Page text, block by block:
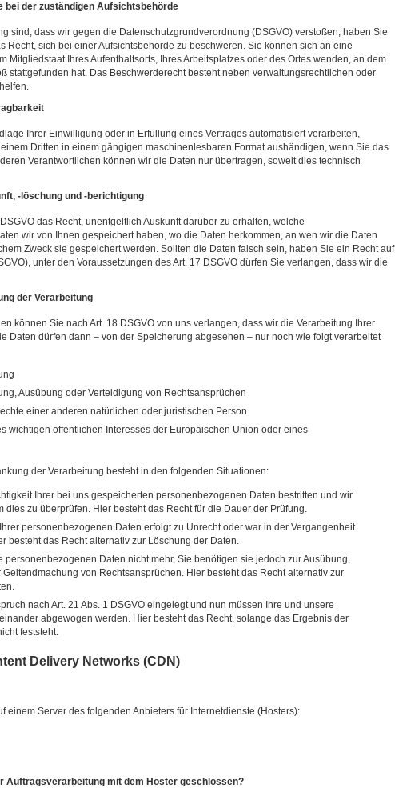
bei der zuständigen Aufsichtsbehörde
sind, dass wir gegen die Datenschutzgrundverordnung (DSGVO) verstoßen, haben Sie
Recht, sich bei einer Aufsichtsbehörde zu beschweren. Sie können sich an eine
Mitgliedstaat Ihres Aufenthaltsorts, Ihres Arbeitsplatzes oder des Ortes wenden, an dem
stattgefunden hat. Das Beschwerderecht besteht neben verwaltungsrechtlichen oder
Ihrer Einwilligung oder in Erfüllung eines Vertrages automatisiert verarbeiten,
Dritten in einem gängigen maschinenlesbaren Format aushändigen, wenn Sie das
Verantwortlichen können wir die Daten nur übertragen, soweit dies technisch
-löschung und -berichtigung
das Recht, unentgeltlich Auskunft darüber zu erhalten, welche
wir von Ihnen gespeichert haben, wo die Daten herkommen, an wen wir die Daten
Zweck sie gespeichert werden. Sollten die Daten falsch sein, haben Sie ein Recht auf
unter den Voraussetzungen des Art. 17 DSGVO dürfen Sie verlangen, dass wir die
der Verarbeitung
können Sie nach Art. 18 DSGVO von uns verlangen, dass wir die Verarbeitung Ihrer
Daten dürfen dann – von der Speicherung abgesehen – nur noch wie folgt verarbeitet
Ausübung oder Verteidigung von Rechtsansprüchen
einer anderen natürlichen oder juristischen Person
wichtigen öffentlichen Interesses der Europäischen Union oder eines
der Verarbeitung besteht in den folgenden Situationen:
Ihrer bei uns gespeicherten personenbezogenen Daten bestritten und wir
dies zu überprüfen. Hier besteht das Recht für die Dauer der Prüfung.
personenbezogenen Daten erfolgt zu Unrecht oder war in der Vergangenheit
besteht das Recht alternativ zur Löschung der Daten.
personenbezogenen Daten nicht mehr, Sie benötigen sie jedoch zur Ausübung,
von Rechtsansprüchen. Hier besteht das Recht alternativ zur
nach Art. 21 Abs. 1 DSGVO eingelegt und nun müssen Ihre und unsere
abgewogen werden. Hier besteht das Recht, solange das Ergebnis der
feststeht.
Delivery Networks (CDN)
einem Server des folgenden Anbieters für Internetdienste (Hosters):
Auftragsverarbeitung mit dem Hoster geschlossen?